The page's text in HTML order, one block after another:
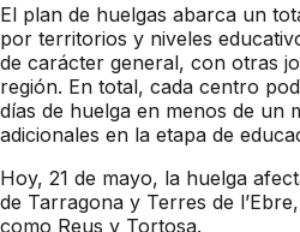
El plan de huelgas abarca un
por territorios y niveles
de carácter general, con otras
región. En total, cada centro
días de huelga en menos de un
adicionales en la etapa de
Hoy, 21 de mayo, la huelga
de Tarragona y Terres de
como Reus y Tortosa.